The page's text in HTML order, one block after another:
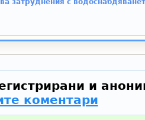
затруднения с
и
коментари